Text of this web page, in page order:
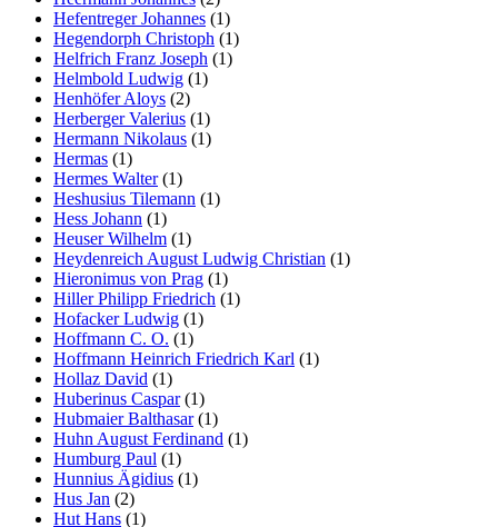
Hefentreger Johannes (1)
Hegendorph Christoph (1)
Helfrich Franz Joseph (1)
Helmbold Ludwig (1)
Henhöfer Aloys (2)
Herberger Valerius (1)
Hermann Nikolaus (1)
Hermas (1)
Hermes Walter(1)
Heshusius Tilemann (1)
Hess Johann (1)
Heuser Wilhelm (1)
Heydenreich August Ludwig Christian (1)
Hieronimus von Prag (1)
Hiller Philipp Friedrich (1)
Hofacker Ludwig (1)
Hoffmann C. O. (1)
Hoffmann Heinrich Friedrich Karl (1)
Hollaz David (1)
Huberinus Caspar(1)
Hubmaier Balthasar(1)
Huhn August Ferdinand (1)
Humburg Paul (1)
Hunnius Ägidius (1)
Hus Jan (2)
Hut Hans (1)